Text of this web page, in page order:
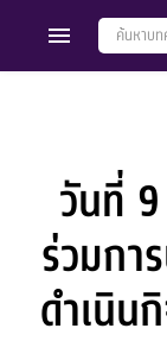
วันที่
ร่วมกา
ดำเนิน
Members Groups